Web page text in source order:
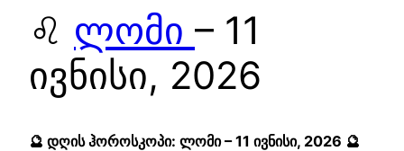
♌ ლომი – 11
ივნისი, 2026
🔮 დღის ჰოროსკოპი: ლომი – 11 ივნისი, 2026 🔮